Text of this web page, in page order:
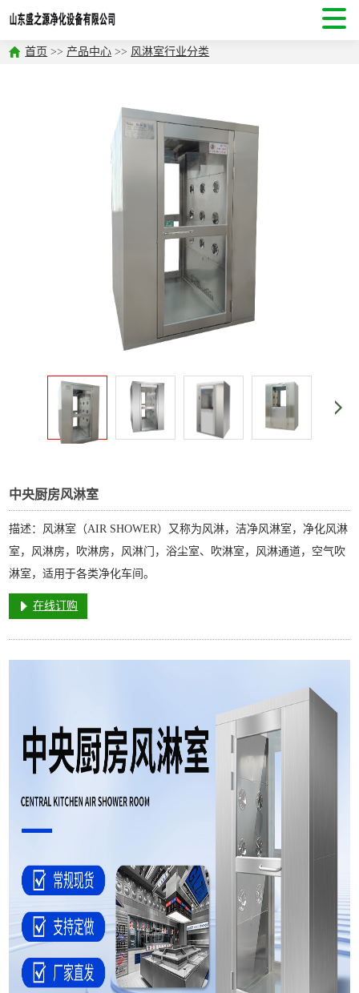
首页 >> 产品中心 >> 风淋室行业分类
中央厨房风淋室
描述：风淋室（AIR SHOWER）又称为风淋，洁净风淋室，净化风淋
室，风淋房，吹淋房，风淋门，浴尘室、吹淋室，风淋通道，空气吹
淋室，适用于各类净化车间。
在线订购